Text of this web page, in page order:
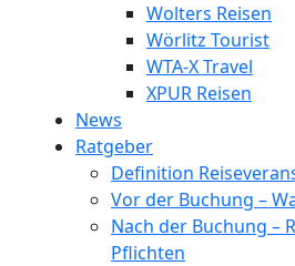
Wolters Reisen
Wörlitz Tourist
WTA-X Travel
XPUR Reisen
News
Ratgeber
Definition
Vor der Buchung –
Nach der Buchung –
Pflichten